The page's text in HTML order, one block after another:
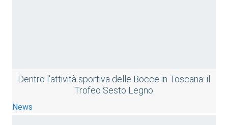
Dentro l'attività sportiva delle Bocce in Toscana: il
Trofeo Sesto Legno
News